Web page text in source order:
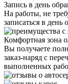
Запись в день
На работы, не
записаться в
Комфортная зона
Вы получаете
заказ-наряд с
выполненных